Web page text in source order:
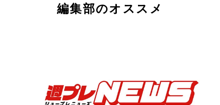
編集部のオススメ